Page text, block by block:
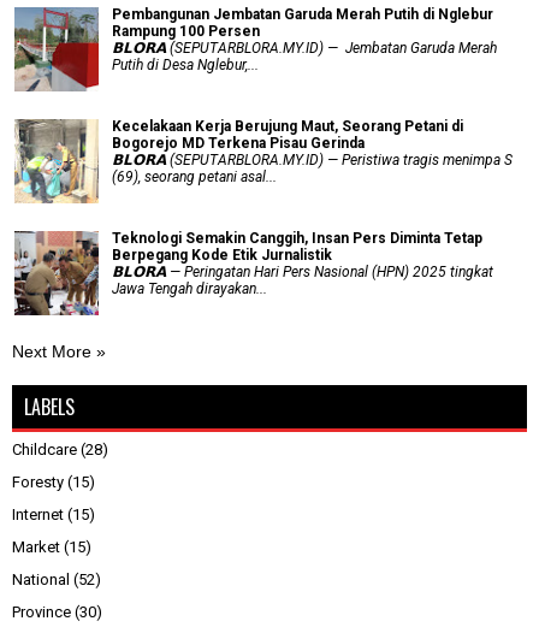
Pembangunan Jembatan Garuda Merah Putih di Nglebur
Rampung 100 Persen
𝗕𝗟𝗢𝗥𝗔 (SEPUTARBLORA.MY.ID) — Jembatan Garuda Merah
Putih di Desa Nglebur,...
Kecelakaan Kerja Berujung Maut, Seorang Petani di
Bogorejo MD Terkena Pisau Gerinda
𝗕𝗟𝗢𝗥𝗔 (SEPUTARBLORA.MY.ID) — Peristiwa tragis menimpa S
(69), seorang petani asal...
Teknologi Semakin Canggih, Insan Pers Diminta Tetap
Berpegang Kode Etik Jurnalistik
𝗕𝗟𝗢𝗥𝗔 — Peringatan Hari Pers Nasional (HPN) 2025 tingkat
Jawa Tengah dirayakan...
Next More »
LABELS
Childcare (28)
Foresty (15)
Internet (15)
Market (15)
National (52)
Province (30)